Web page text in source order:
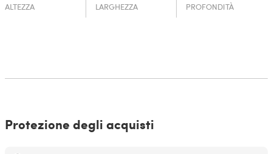
ALTEZZA LARGHEZZA PROFONDITÀ
Protezione degli acquisti